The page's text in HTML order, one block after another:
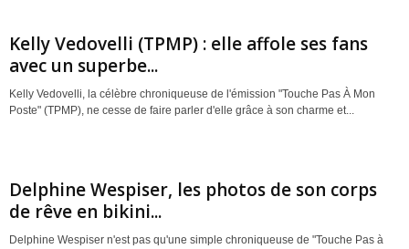
Kelly Vedovelli (TPMP) : elle affole ses fans
avec un superbe...
Kelly Vedovelli, la célèbre chroniqueuse de l'émission "Touche Pas À Mon
Poste" (TPMP), ne cesse de faire parler d'elle grâce à son charme et...
Delphine Wespiser, les photos de son corps
de rêve en bikini...
Delphine Wespiser n'est pas qu'une simple chroniqueuse de "Touche Pas à